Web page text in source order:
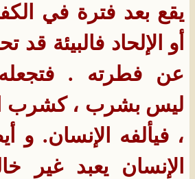
يقع بعد فترة في
أو الإلحاد فالبيئة
عن فطرته .
ليس بشرب ، كشرب
، فيألفه الإنسان. و
الإنسان يعبد غير